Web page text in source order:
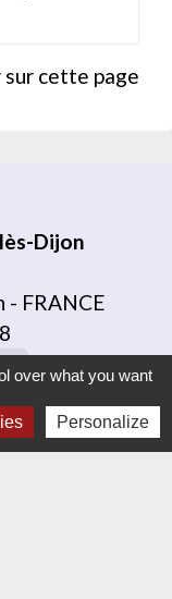
sur cette page
Dijon
FRANCE
over what you want
Personalize